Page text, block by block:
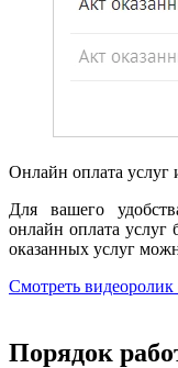
Онлайн оплата услуг
Для вашего
онлайн оплата услуг
оказанных услуг
Смотреть
Порядок